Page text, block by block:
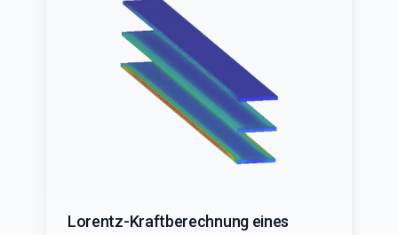
Lorentz-Kraftberechnung eines